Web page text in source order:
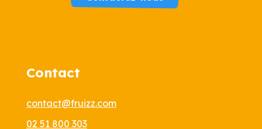
Contact
contact@fruizz.com
02 51 800 303